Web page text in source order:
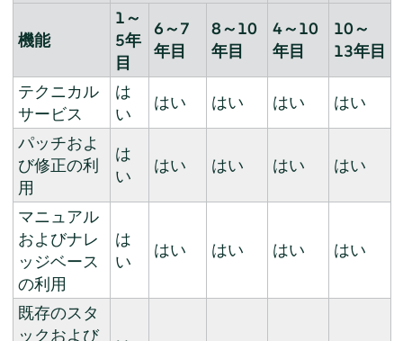
機能
1～
5年
目
6～7
年目
8～10
年目
4～10
年目
10～
13年目
テクニカル
サービス
は
い
はい はい はい
はい
パッチおよ
び修正の利
用
は
い
はい はい はい はい
マニュアル
およびナレ
ッジベース
の利用
は
い
はい はい はい はい
既存のスタ
ックおよび